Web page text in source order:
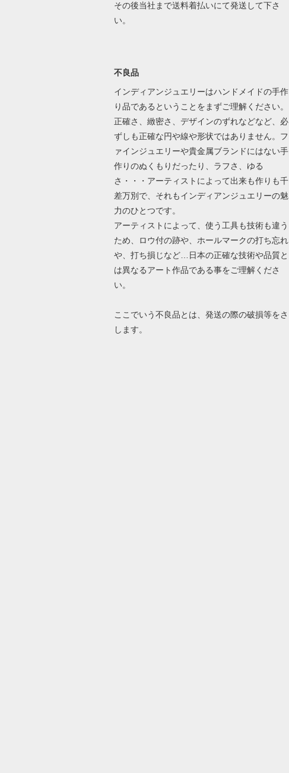
その後当社まで送料着払いにて発送して下さ
い。
不良品
インディアンジュエリーはハンドメイドの手作
り品であるということをまずご理解ください。
正確さ、緻密さ、デザインのずれなどなど、必
ずしも正確な円や線や形状ではありません。フ
ァインジュエリーや貴金属ブランドにはない手
作りのぬくもりだったり、ラフさ、ゆる
さ・・・アーティストによって出来も作りも千
差万別で、それもインディアンジュエリーの魅
力のひとつです。
アーティストによって、使う工具も技術も違う
ため、ロウ付の跡や、ホールマークの打ち忘れ
や、打ち損じなど…日本の正確な技術や品質と
は異なるアート作品である事をご理解くださ
い。
ここでいう不良品とは、発送の際の破損等をさ
します。